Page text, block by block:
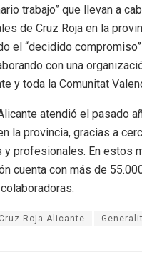
trabajo” que llevan a
de Cruz Roja en la
el “decidido
con una
y toda la Comunitat
atendió el pasado
la provincia, gracias a
y profesionales. En estos
cuenta con más de
Cruz Roja Alicante